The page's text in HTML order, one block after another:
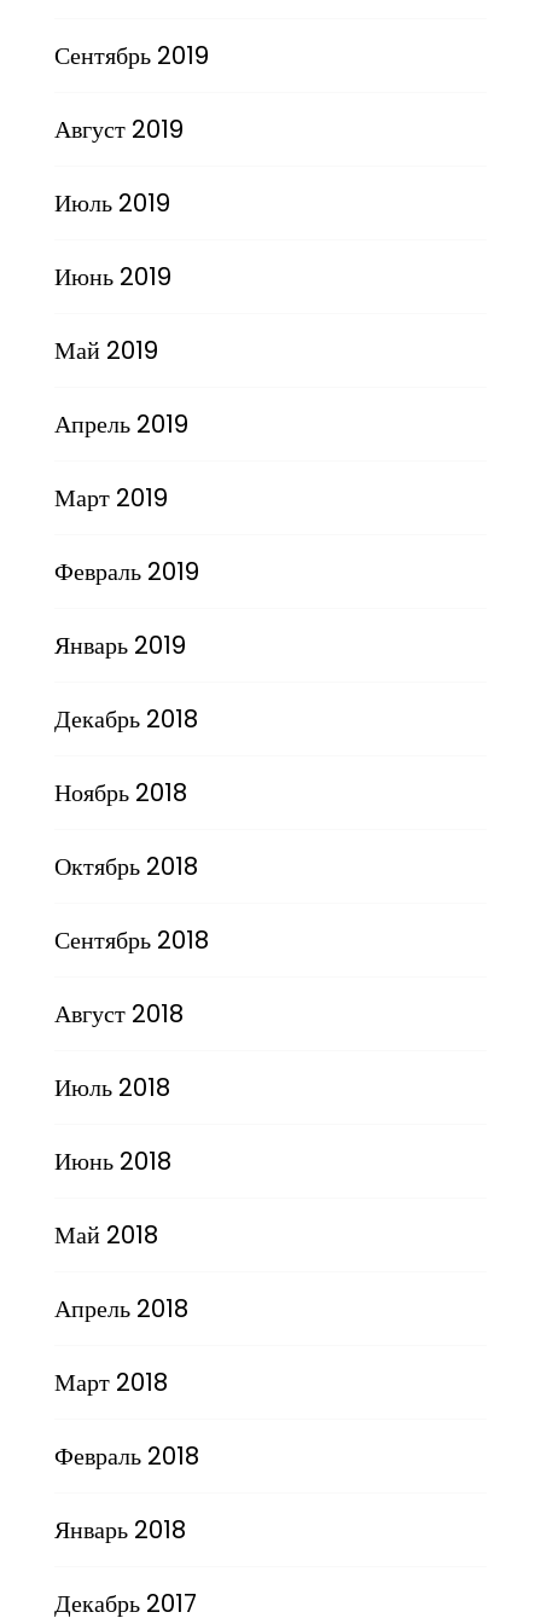
Сентябрь 2019
Август 2019
Июль 2019
Июнь 2019
Май 2019
Апрель 2019
Март 2019
Февраль 2019
Январь 2019
Декабрь 2018
Ноябрь 2018
Октябрь 2018
Сентябрь 2018
Август 2018
Июль 2018
Июнь 2018
Май 2018
Апрель 2018
Март 2018
Февраль 2018
Январь 2018
Декабрь 2017